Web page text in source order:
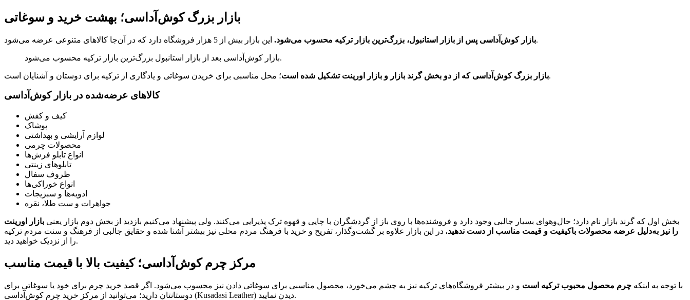
بازار بزرگ کوش‌آداسی؛ بهشت خرید و سوغاتی
بازار کوش‌آداسی پس از بازار استانبول، بزرگ‌ترین بازار ترکیه محسوب می‌شود.این بازار بیش از 5 هزار فروشگاه دارد که در آن‌جا کالاهای متنوعی عرضه می‌شود.
بازار کوش‌آداسی بعد از بازار استانبول بزرگ‌ترین بازار ترکیه محسوب می‌شود.
بازار بزرگ کوش‌آداسی که از دو بخش گرند بازار و بازار اورینت تشکیل شده است؛ محل مناسبی برای خریدن سوغاتی و یادگاری از ترکیه برای دوستان و آشنایان است.
کالاهای عرضه‌شده در بازار کوش‌آداسی
کیف و کفش
پوشاک
لوازم آرایشی و بهداشتی
محصولات چرمی
انواع تابلو فرش‌ها
تابلوهای زینتی
ظروف سفال
انواع خوراکی‌ها
ادویه‌ها و سبزیجات
جواهرات و ست طلا، نقره
بخش اول که گرند بازار نام دارد؛ حال‌وهوای بسیار جالبی وجود دارد و فروشنده‌ها با روی باز از گردشگران با چایی و قهوه ترک پذیرایی می‌کنند. ولی پیشنهاد می‌کنیم بازدید از بخش دوم بازار یعنی بازار اورینت
را نیز به‌دلیل عرضه محصولات باکیفیت و قیمت مناسب از دست ندهید. در این بازار علاوه بر گشت‌وگذار، تفریح و خرید با فرهنگ مردم محلی نیز بیشتر آشنا شده و حقایق جالبی از فرهنگ و سنت مردم ترکیه
را از نزدیک خواهید دید.
مرکز چرم کوش‌آداسی؛ کیفیت بالا با قیمت مناسب
با توجه به اینکه چرم محصول محبوب ترکیه است و در بیشتر فروشگاه‌های ترکیه نیز به چشم می‌خورد، محصول مناسبی برای سوغاتی دادن نیز محسوب می‌شود. اگر قصد خرید چرم برای خود یا سوغاتی برای
دوستانتان دارید؛ می‌توانید از مرکز خرید چرم کوش‌آداسی (Kusadasi Leather) دیدن نمایید.